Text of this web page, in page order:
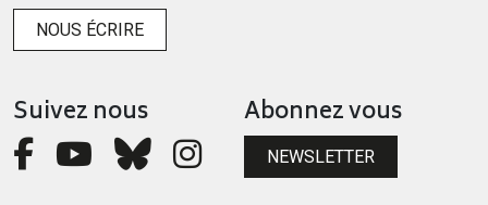
NOUS ÉCRIRE
Suivez nous Abonnez vous
NEWSLETTER